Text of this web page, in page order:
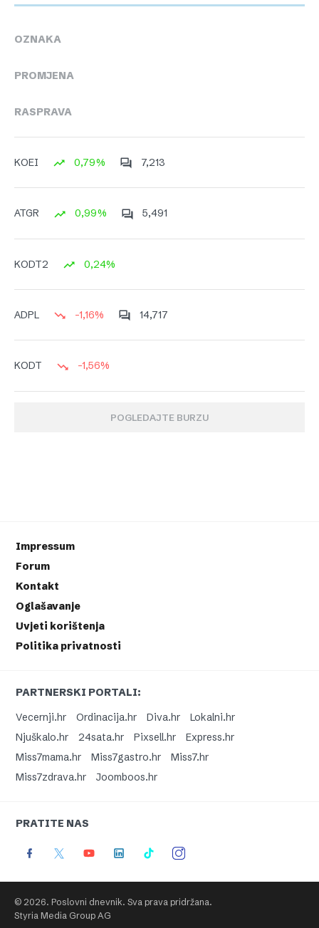
OZNAKA
PROMJENA
RASPRAVA
KOEI 0,79% 7,213
ATGR 0,99% 5,491
KODT2 0,24%
ADPL -1,16% 14,717
KODT -1,56%
POGLEDAJTE BURZU
Impressum
Forum
Kontakt
Oglašavanje
Uvjeti korištenja
Politika privatnosti
PARTNERSKI PORTALI:
Vecernji.hr
Ordinacija.hr Diva.hr
Lokalni.hr
Njuškalo.hr
24sata.hr Pixsell.hr
Express.hr
Miss7mama.hr
Miss7gastro.hr
Miss7.hr
Miss7zdrava.hr
Joomboos.hr
PRATITE NAS
© 2026. Poslovni dnevnik. Sva prava pridržana.
Styria Media Group AG